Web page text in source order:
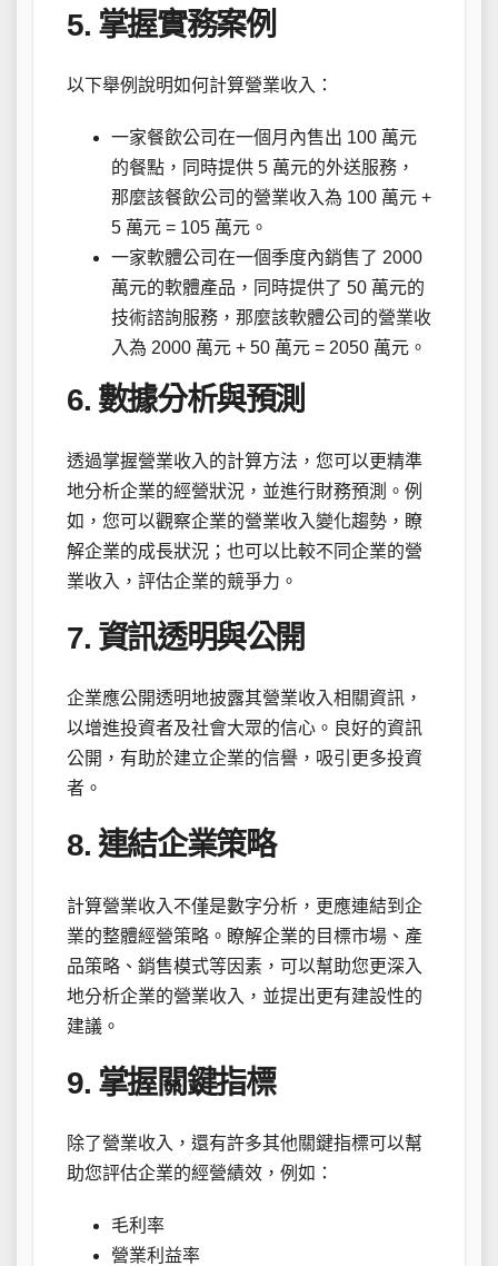
5. 掌握實務案例
以下舉例說明如何計算營業收入：
一家餐飲公司在一個月內售出 100 萬元
的餐點，同時提供 5 萬元的外送服務，
那麼該餐飲公司的營業收入為 100 萬元 +
5 萬元 = 105 萬元。
一家軟體公司在一個季度內銷售了 2000
萬元的軟體產品，同時提供了 50 萬元的
技術諮詢服務，那麼該軟體公司的營業收
入為 2000 萬元 + 50 萬元 = 2050 萬元。
6. 數據分析與預測
透過掌握營業收入的計算方法，您可以更精準
地分析企業的經營狀況，並進行財務預測。例
如，您可以觀察企業的營業收入變化趨勢，瞭
解企業的成長狀況；也可以比較不同企業的營
業收入，評估企業的競爭力。
7. 資訊透明與公開
企業應公開透明地披露其營業收入相關資訊，
以增進投資者及社會大眾的信心。良好的資訊
公開，有助於建立企業的信譽，吸引更多投資
者。
8. 連結企業策略
計算營業收入不僅是數字分析，更應連結到企
業的整體經營策略。瞭解企業的目標市場、產
品策略、銷售模式等因素，可以幫助您更深入
地分析企業的營業收入，並提出更有建設性的
建議。
9. 掌握關鍵指標
除了營業收入，還有許多其他關鍵指標可以幫
助您評估企業的經營績效，例如：
毛利率
營業利益率